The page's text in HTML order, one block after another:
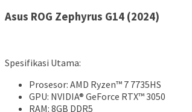
Asus ROG Zephyrus G14 (2024)
Spesifikasi Utama:
Prosesor: AMD Ryzen™ 7 7735HS
GPU: NVIDIA® GeForce RTX™ 3050
RAM: 8GB DDR5